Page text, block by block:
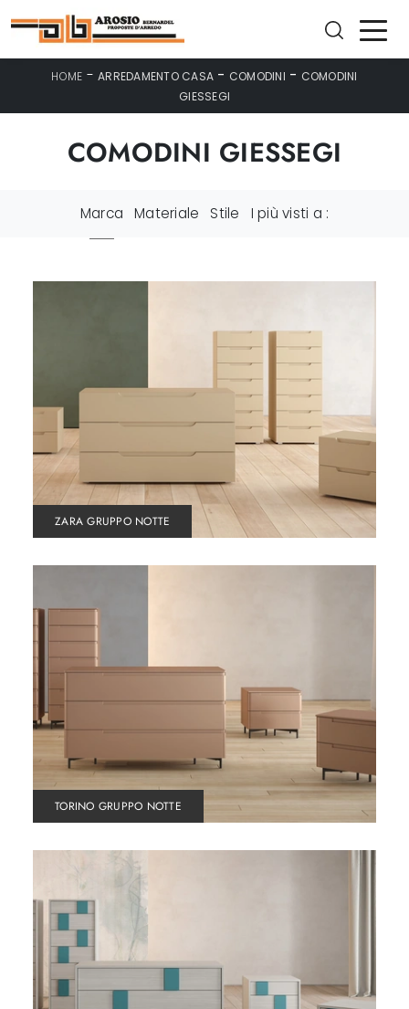
HOME -ARREDAMENTO CASA - COMODINI - COMODINI
GIESSEGI
COMODINI GIESSEGI
Marca Materiale Stile I più visti a :
ZARA GRUPPO NOTTE
TORINO GRUPPO NOTTE